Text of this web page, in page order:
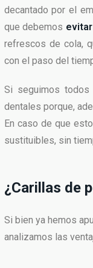
decantado por el
que debemos
refrescos de cola,
con el paso del
Si seguimos todos
dentales porque,
En caso de que
sustituibles, sin
¿Carillas de
Si bien ya hemos
analizamos las